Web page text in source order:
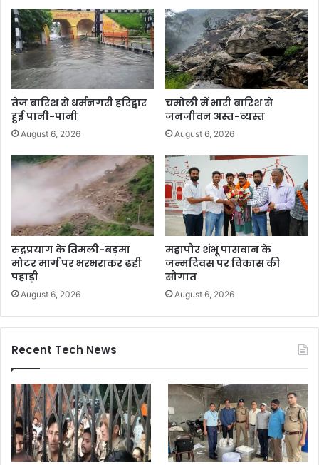
तेज बारिश से धर्मनगरी हरिद्वार
हुई पानी-पानी
August 6, 2026
चमोली में भारी बारिश से
जनजीवन अस्त-व्यस्त
August 6, 2026
रुद्रप्रयाग के तिमली-बड़मा
मोटर मार्ग पर भरभराकर ढही
पहाड़ी
August 6, 2026
महापौर शंभू पासवान के
जन्मदिवस पर विकास की
सौगात
August 6, 2026
Recent Tech News